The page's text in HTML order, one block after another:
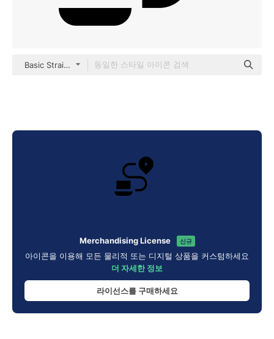
Basic Straight Filled
Merchandising License 신규
아이콘을 이용해 모든 물리적 또는 디지털 상품을 커스텀하세요
더 자세한 정보
라이선스를 구매하세요